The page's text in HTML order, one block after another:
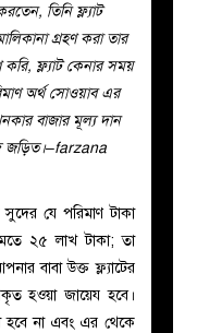
তিনি ফ্ল্যাট
গ্রহণ করা তার
ফ্ল্যাট কেনার সময়
অর্থ সোওয়াব এর
বাজার মূল্য দান
জড়িত।–farzana
যে পরিমাণ টাকা
মতে ২৫ লাখ টাকা; তা
বাবা উক্ত ফ্ল্যাটের
হওয়া জায়েয হবে।
হবে না এবং এর থেকে